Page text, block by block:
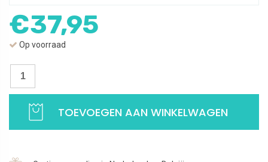
€37,95
Op voorraad
Bedel
Charm
model
zirkonia
TOEVOEGEN AAN WINKELWAGEN